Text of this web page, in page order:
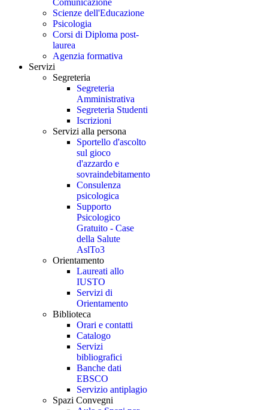
Comunicazione
Scienze dell'Educazione
Psicologia
Corsi di Diploma post-
laurea
Agenzia formativa
Servizi
Segreteria
Segreteria
Amministrativa
Segreteria Studenti
Iscrizioni
Servizi alla persona
Sportello d'ascolto
sul gioco
d'azzardo e
sovraindebitamento
Consulenza
psicologica
Supporto
Psicologico
Gratuito - Case
della Salute
AslTo3
Orientamento
Laureati allo
IUSTO
Servizi di
Orientamento
Biblioteca
Orari e contatti
Catalogo
Servizi
bibliografici
Banche dati
EBSCO
Servizio antiplagio
Spazi Convegni